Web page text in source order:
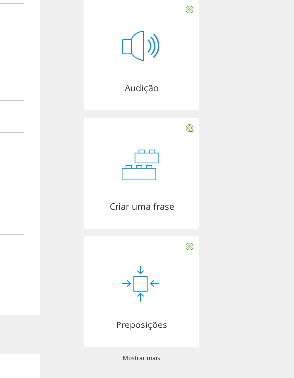
Audição
Criar uma frase
Preposições
Mostrar mais